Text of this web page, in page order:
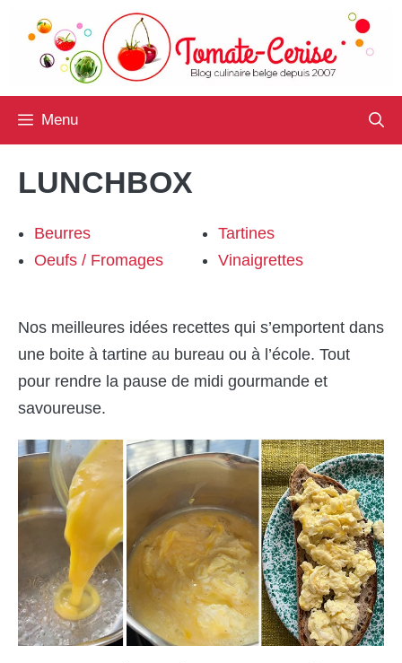
contenu
Menu
LUNCHBOX
Beurres
Oeufs / Fromages
Tartines
Vinaigrettes
Nos meilleures idées recettes qui s’emportent dans
une boite à tartine au bureau ou à l’école. Tout
pour rendre la pause de midi gourmande et
savoureuse.